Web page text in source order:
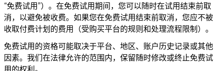
“免费试用”）。在免费试用期间，您可以随时在试用结束前取
消，以避免被收费。如果您在免费试用结束前取消，您应不被
收取付费计划的费用（受购买平台的规则和处理流程限制）。
免费试用的资格可能取决于平台、地区、账户历史记录或其他
因素。我们在法律允许的范围内，保留随时修改或终止免费试